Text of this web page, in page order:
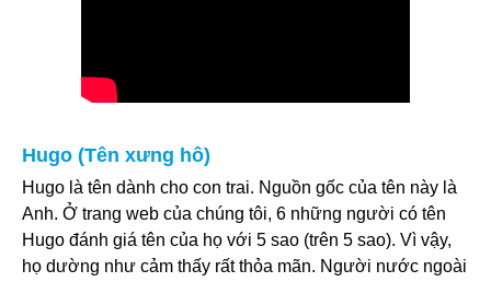
Hugo (Tên xưng hô)
Hugo là tên dành cho con trai. Nguồn gốc của tên này là
Anh. Ở trang web của chúng tôi, 6 những người có tên
Hugo đánh giá tên của họ với 5 sao (trên 5 sao). Vì vậy,
họ dường như cảm thấy rất thỏa mãn. Người nước ngoài